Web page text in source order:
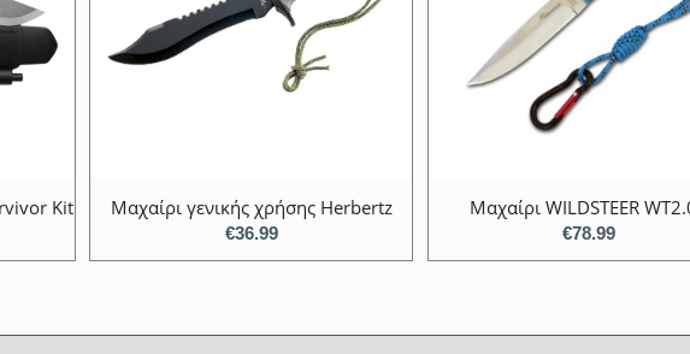
Kit Μαχαίρι γενικής χρήσης Herbertz
€36.99
Μαχαίρι WILDSTEER
€78.99